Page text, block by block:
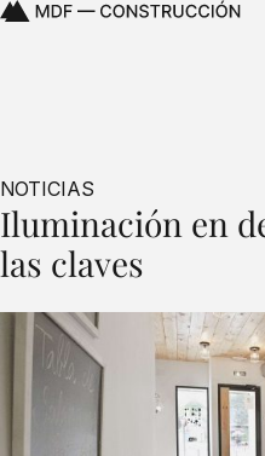
NOTICIAS
Iluminación en
las claves